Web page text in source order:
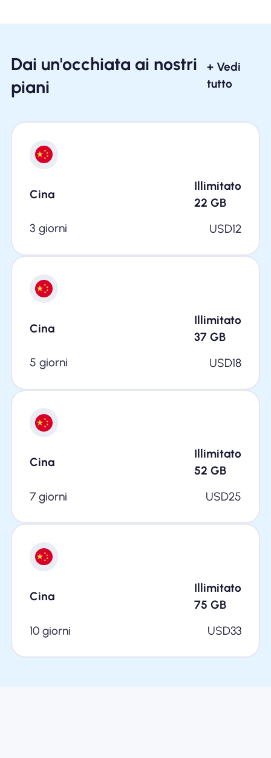
Dai un'occhiata ai nostri
piani
+ Vedi
tutto
Cina
Illimitato
22 GB
3 giorni
USD12
Cina
Illimitato
37 GB
5 giorni
USD18
Cina
Illimitato
52 GB
7 giorni
USD25
Cina
Illimitato
75 GB
10 giorni
USD33